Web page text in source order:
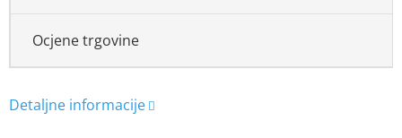
Ocjene trgovine